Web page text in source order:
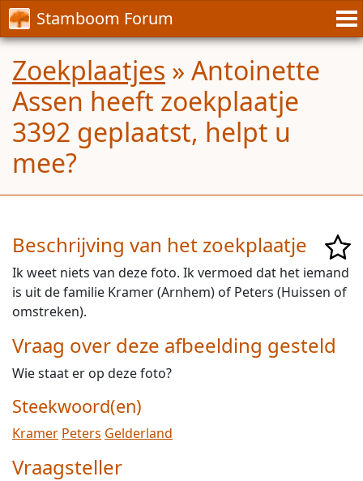
Stamboom Forum
Zoekplaatjes » Antoinette
Assen heeft zoekplaatje
3392 geplaatst, helpt u
mee?
Beschrijving van het zoekplaatje
Ik weet niets van deze foto. Ik vermoed dat het iemand
is uit de familie Kramer (Arnhem) of Peters (Huissen of
omstreken).
Vraag over deze afbeelding gesteld
Wie staat er op deze foto?
Steekwoord(en)
Kramer Peters Gelderland
Vraagsteller